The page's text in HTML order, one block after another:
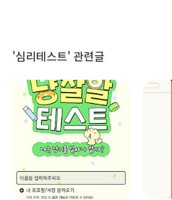
'심리테스트' 관련글